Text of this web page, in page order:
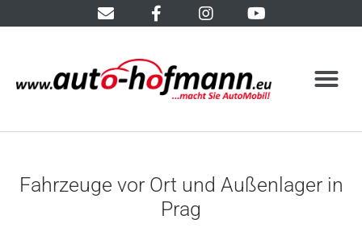
Fahrzeuge vor Ort und Außenlager in
Prag